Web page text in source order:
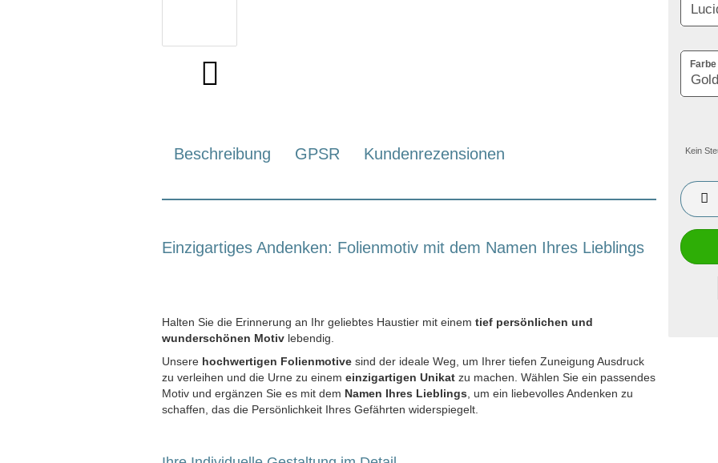
Kein
Beschreibung GPSR Kundenrezensionen
Einzigartiges Andenken: Folienmotiv mit dem Namen Ihres Lieblings
Halten Sie die Erinnerung an Ihr geliebtes Haustier mit einem tief persönlichen und
wunderschönen Motiv lebendig.
Unsere hochwertigen Folienmotive sind der ideale Weg, um Ihrer tiefen Zuneigung Ausdruck
zu verleihen und die Urne zu einem einzigartigen Unikat zu machen. Wählen Sie ein passendes
Motiv und ergänzen Sie es mit dem Namen Ihres Lieblings , um ein liebevolles Andenken zu
schaffen, das die Persönlichkeit Ihres Gefährten widerspiegelt.